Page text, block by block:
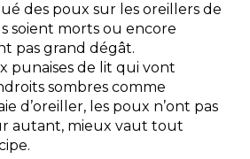
des poux sur les oreillers de
soient morts ou encore
pas grand dégât.
punaises de lit qui vont
sombres comme
d’oreiller, les poux n’ont pas
autant, mieux vaut tout